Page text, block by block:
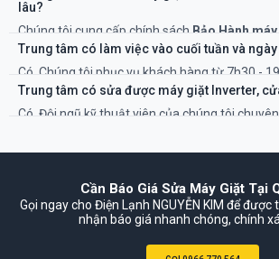
án và chi phí sửa chữa.
lâu?
Chúng tôi cung cấp chính sách Bảo Hành
TP.HCMrõ ràng, từ 6 đến 12 tháng tùy thuộc
chữa và linh kiện thay thế. Thời gian cụ thể sẽ
phiếu bảo hành.
Trung tâm có làm việc vào cuối tuần và
Có. Chúng tôi phục vụ khách hàng từ 7h30 -
ngày trong tuần, kể cả Thứ 7, Chủ Nhật và các
ứng nhu cầu cấp thiết của bạn.
Trung tâm có sửa được máy giặt Inverter,
Có. Đội ngũ kỹ thuật viên của chúng tôi
Cần Báo Giá Sửa Máy Giặt Tại
Gọi ngay cho Điện Lạnh NGUYỄN KIM để
nhận báo giá nhanh chóng, chính